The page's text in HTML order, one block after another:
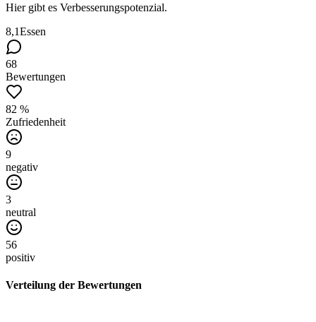
Hier gibt es Verbesserungspotenzial.
8,1Essen
68
Bewertungen
82 %
Zufriedenheit
9
negativ
3
neutral
56
positiv
Verteilung der Bewertungen